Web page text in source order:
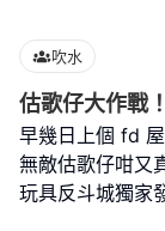
吹水
估歌仔大作戰
早幾日上個 fd
無敵估歌仔咁又
玩具反斗城獨家